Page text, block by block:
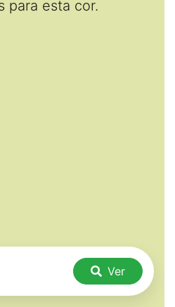
para esta cor.
Ver